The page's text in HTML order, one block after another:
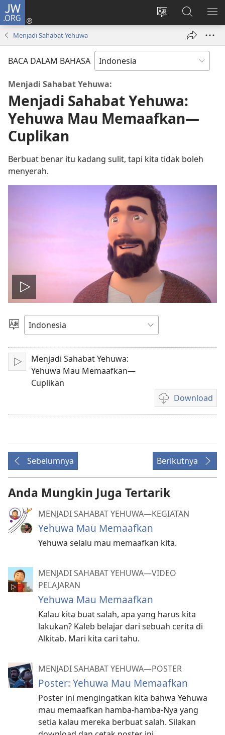
JW.ORG
Ganti
bahasa
Log
window
Cari
di
JW.ORG
Menjadi Sahabat Yehuwa
BACA DALAM BAHASA
Menjadi Sahabat Yehuwa:
Menjadi Sahabat Yehuwa:
Yehuwa Mau Memaafkan—
Cuplikan
Berbuat benar itu kadang sulit, tapi kita tidak boleh
menyerah.
Putar
video
Pilih
Bahasa
Mainkan
Menjadi Sahabat Yehuwa:
Yehuwa Mau Memaafkan—
Cuplikan
Download
Pilihan
download
Sebelumnya Berikutnya
Anda Mungkin Juga Tertarik
MENJADI SAHABAT YEHUWA—KEGIATAN
Yehuwa Mau Memaafkan
Yehuwa selalu mau memaafkan kita.
MENJADI SAHABAT YEHUWA​—VIDEO
PELAJARAN
Yehuwa Mau Memaafkan
Kalau kita buat salah, apa yang harus kita
lakukan? Kaleb belajar dari sebuah cerita di
Alkitab. Mari kita cari tahu.
MENJADI SAHABAT YEHUWA​—POSTER
Poster: Yehuwa Mau Memaafkan
Poster ini mengingatkan kita bahwa Yehuwa
mau memaafkan hamba-hamba-Nya yang
setia kalau mereka berbuat salah. Silakan